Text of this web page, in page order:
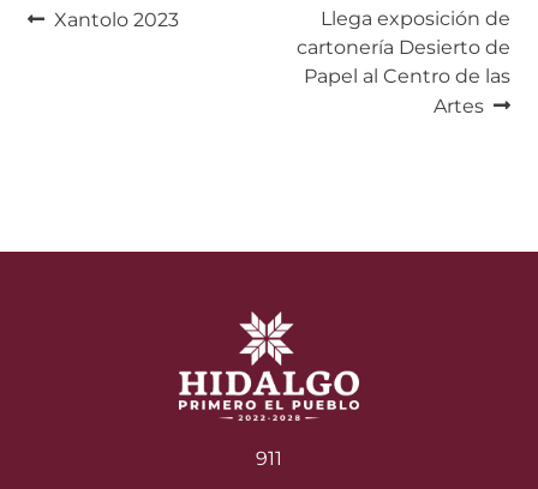
Navegación
Anterior:
Xantolo 2023 Siguiente:
Llega exposición de
cartonería Desierto de
Papel al Centro de las
Artes
911